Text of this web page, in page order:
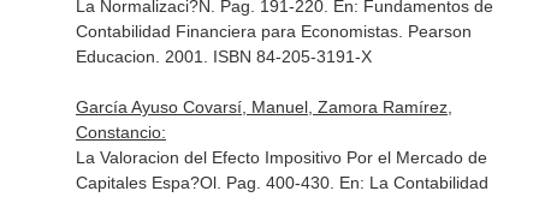
La Normalizaci?N. Pag. 191-220.
En: Fundamentos de
Contabilidad Financiera para Economistas. Pearson
Educacion. 2001. ISBN 84-205-3191-X
García Ayuso Covarsí, Manuel, Zamora Ramírez,
Constancio:
La Valoracion del Efecto Impositivo Por el Mercado de
Capitales Espa?Ol. Pag. 400-430. En: La Contabilidad